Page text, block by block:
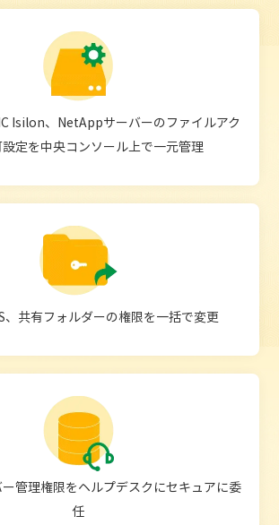
Isilon、NetAppサーバーのファイルアク
定を中央コンソール上で一元管理
、共有フォルダーの権限を一括で変更
管理権限をヘルプデスクにセキュアに委
任